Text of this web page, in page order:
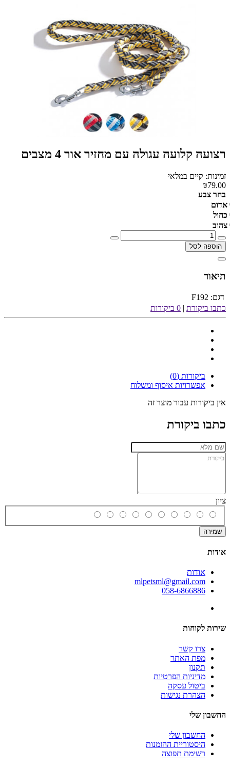
רצועה קלועה עגולה עם מחזיר אור 4 מצבים
זמינות: קיים במלאי
₪79.00
בחר צבע
אדום
כחול
צהוב
הוספה לסל
תיאור
דגם: F192
כתבו ביקורת | 0 ביקורות
ביקורות (0)
אפשרויות איסוף ומשלוח
אין ביקורות עבור מוצר זה
כתבו ביקורת
ציון
שמירה
אודות
אודות
mlpetsml@gmail.com
058-6866886
שירות לקוחות
צרו קשר
מפת האתר
תקנון
מדיניות הפרטיות
ביטול עסקה
הצהרת נגישות
החשבון שלי
החשבון שלי
היסטוריית ההזמנות
רשימת תפוצה